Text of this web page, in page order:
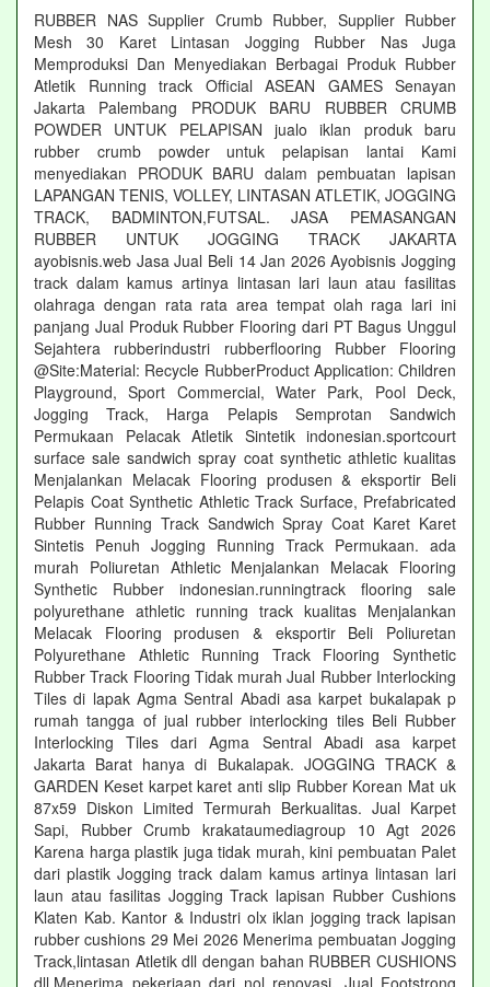
RUBBER NAS Supplier Crumb Rubber, Supplier Rubber
Mesh 30 Karet Lintasan Jogging Rubber Nas Juga
Memproduksi Dan Menyediakan Berbagai Produk Rubber
Atletik Running track Official ASEAN GAMES Senayan
Jakarta Palembang PRODUK BARU RUBBER CRUMB
POWDER UNTUK PELAPISAN jualo iklan produk baru
rubber crumb powder untuk pelapisan lantai Kami
menyediakan PRODUK BARU dalam pembuatan lapisan
LAPANGAN TENIS, VOLLEY, LINTASAN ATLETIK, JOGGING
TRACK, BADMINTON,FUTSAL. JASA PEMASANGAN
RUBBER UNTUK JOGGING TRACK JAKARTA
ayobisnis.web Jasa Jual Beli 14 Jan 2026 Ayobisnis Jogging
track dalam kamus artinya lintasan lari laun atau fasilitas
olahraga dengan rata rata area tempat olah raga lari ini
panjang Jual Produk Rubber Flooring dari PT Bagus Unggul
Sejahtera rubberindustri rubberflooring Rubber Flooring
@Site:Material: Recycle RubberProduct Application: Children
Playground, Sport Commercial, Water Park, Pool Deck,
Jogging Track, Harga Pelapis Semprotan Sandwich
Permukaan Pelacak Atletik Sintetik indonesian.sportcourt
surface sale sandwich spray coat synthetic athletic kualitas
Menjalankan Melacak Flooring produsen & eksportir Beli
Pelapis Coat Synthetic Athletic Track Surface, Prefabricated
Rubber Running Track Sandwich Spray Coat Karet Karet
Sintetis Penuh Jogging Running Track Permukaan. ada
murah Poliuretan Athletic Menjalankan Melacak Flooring
Synthetic Rubber indonesian.runningtrack flooring sale
polyurethane athletic running track kualitas Menjalankan
Melacak Flooring produsen & eksportir Beli Poliuretan
Polyurethane Athletic Running Track Flooring Synthetic
Rubber Track Flooring Tidak murah Jual Rubber Interlocking
Tiles di lapak Agma Sentral Abadi asa karpet bukalapak p
rumah tangga of jual rubber interlocking tiles Beli Rubber
Interlocking Tiles dari Agma Sentral Abadi asa karpet
Jakarta Barat hanya di Bukalapak. JOGGING TRACK &
GARDEN Keset karpet karet anti slip Rubber Korean Mat uk
87x59 Diskon Limited Termurah Berkualitas. Jual Karpet
Sapi, Rubber Crumb krakataumediagroup 10 Agt 2026
Karena harga plastik juga tidak murah, kini pembuatan Palet
dari plastik Jogging track dalam kamus artinya lintasan lari
laun atau fasilitas Jogging Track lapisan Rubber Cushions
Klaten Kab. Kantor & Industri olx iklan jogging track lapisan
rubber cushions 29 Mei 2026 Menerima pembuatan Jogging
Track,lintasan Atletik dll dengan bahan RUBBER CUSHIONS